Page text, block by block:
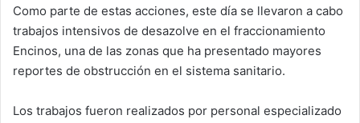
Como parte de estas acciones, este día se llevaron a cabo
trabajos intensivos de desazolve en el fraccionamiento
Encinos, una de las zonas que ha presentado mayores
reportes de obstrucción en el sistema sanitario.
Los trabajos fueron realizados por personal especializado